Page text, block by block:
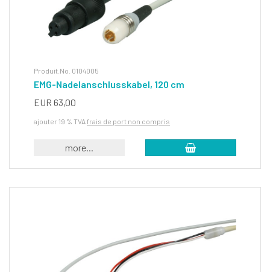
Produit.No. 0104005
EMG-Nadelanschlusskabel, 120 cm
EUR 63,00
ajouter 19 % TVAfrais de port non compris
more...